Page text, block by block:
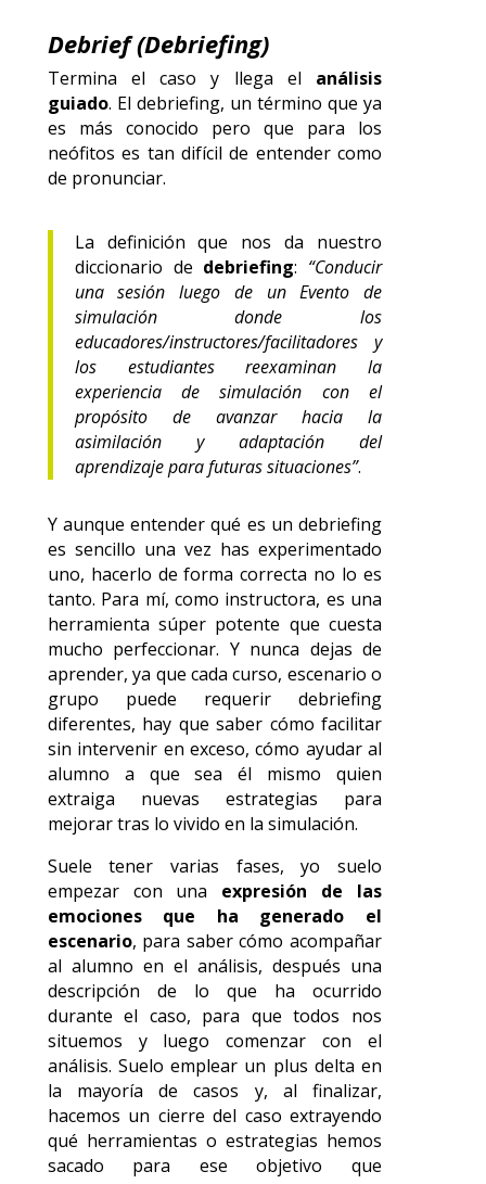
Debrief (Debriefing)
Termina el caso y llega el análisis
guiado. El debriefing, un término que ya
es más conocido pero que para los
neófitos es tan difícil de entender como
de pronunciar.
La definición que nos da nuestro
diccionario de debriefing: “Conducir
una sesión luego de un Evento de
simulación donde los
educadores/instructores/facilitadores y
los estudiantes reexaminan la
experiencia de simulación con el
propósito de avanzar hacia la
asimilación y adaptación del
aprendizaje para futuras situaciones”.
Y aunque entender qué es un debriefing
es sencillo una vez has experimentado
uno, hacerlo de forma correcta no lo es
tanto. Para mí, como instructora, es una
herramienta súper potente que cuesta
mucho perfeccionar. Y nunca dejas de
aprender, ya que cada curso, escenario o
grupo puede requerir debriefing
diferentes, hay que saber cómo facilitar
sin intervenir en exceso, cómo ayudar al
alumno a que sea él mismo quien
extraiga nuevas estrategias para
mejorar tras lo vivido en la simulación.
Suele tener varias fases, yo suelo
empezar con una expresión de las
emociones que ha generado el
escenario, para saber cómo acompañar
al alumno en el análisis, después una
descripción de lo que ha ocurrido
durante el caso, para que todos nos
situemos y luego comenzar con el
análisis. Suelo emplear un plus delta en
la mayoría de casos y, al finalizar,
hacemos un cierre del caso extrayendo
qué herramientas o estrategias hemos
sacado para ese objetivo que